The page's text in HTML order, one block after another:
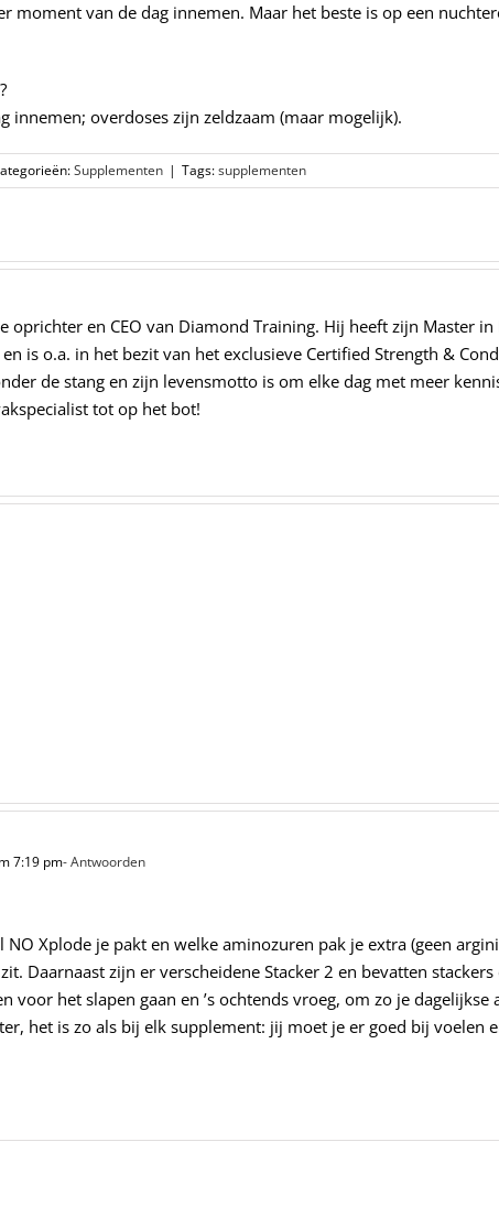
moment van de dag innemen. Maar het beste is op een
innemen; overdoses zijn zeldzaam (maar mogelijk).
Supplementen | Tags:supplementen
oprichter en CEO van Diamond Training. Hij heeft zijn Master
is o.a. in het bezit van het exclusieve Certified Strength &
de stang en zijn levensmotto is om elke dag met meer
tot op het bot!
7:19 pm- Antwoorden
NO Xplode je pakt en welke aminozuren pak je extra (geen
Daarnaast zijn er verscheidene Stacker 2 en bevatten
voor het slapen gaan en ’s ochtends vroeg, om zo je
het is zo als bij elk supplement: jij moet je er goed bij voelen